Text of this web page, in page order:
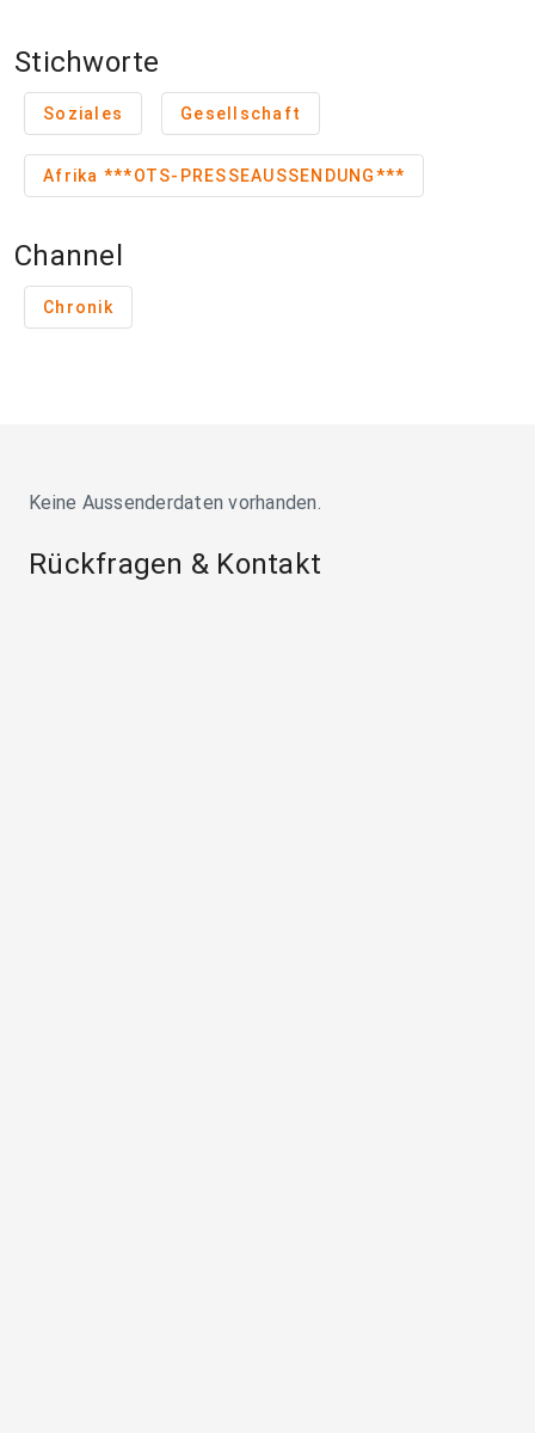
Stichworte
Soziales Gesellschaft
Afrika ***OTS-PRESSEAUSSENDUNG***
Channel
Chronik
Keine Aussenderdaten vorhanden.
Rückfragen & Kontakt